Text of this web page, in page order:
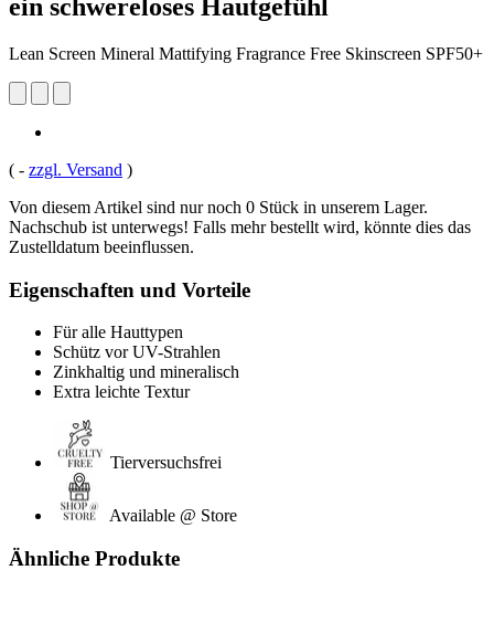
ein schwereloses Hautgefühl
Lean Screen Mineral Mattifying Fragrance Free Skinscreen SPF50+
( - zzgl. Versand )
Von diesem Artikel sind nur noch 0 Stück in unserem Lager.
Nachschub ist unterwegs! Falls mehr bestellt wird, könnte dies das
Zustelldatum beeinflussen.
Eigenschaften und Vorteile
Für alle Hauttypen
Schütz vor UV-Strahlen
Zinkhaltig und mineralisch
Extra leichte Textur
Tierversuchsfrei
Available @ Store
Ähnliche Produkte